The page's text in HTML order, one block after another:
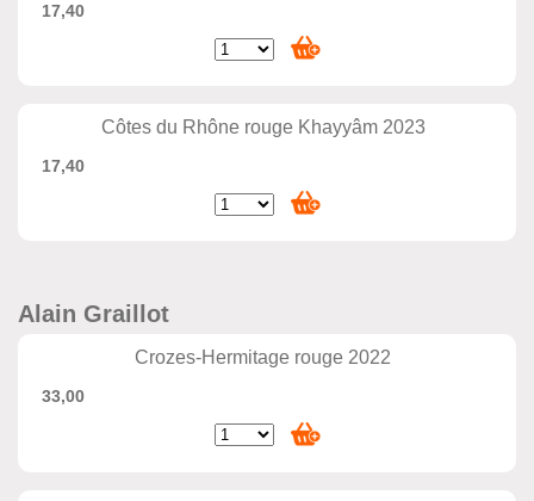
17,40
Côtes du Rhône rouge Khayyâm 2023
17,40
Alain Graillot
Crozes-Hermitage rouge 2022
33,00